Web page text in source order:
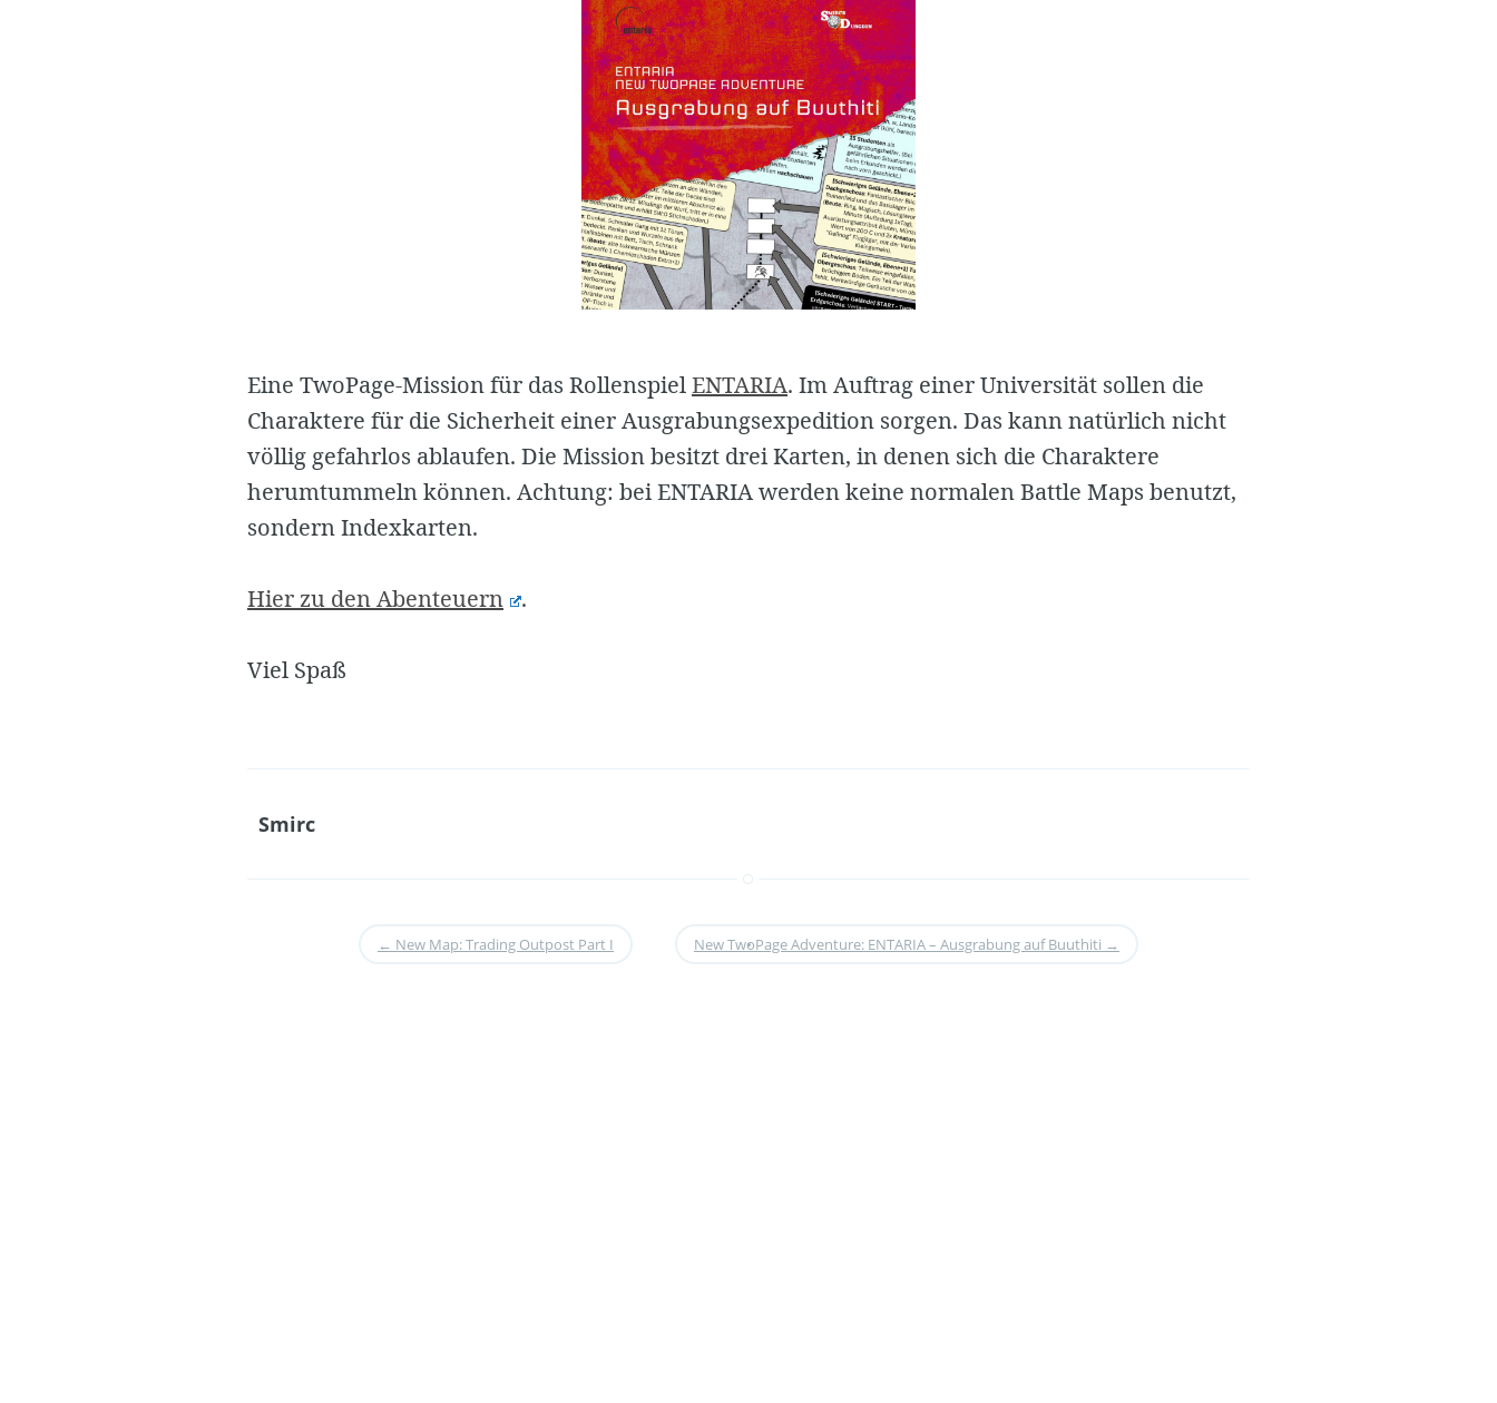
Eine TwoPage-Mission für das RollenspielENTARIA. Im Auftrag einer Universität sollen die
Charaktere für die Sicherheit einer Ausgrabungsexpedition sorgen. Das kann natürlich nicht
völlig gefahrlos ablaufen. Die Mission besitzt drei Karten, in denen sich die Charaktere
herumtummeln können. Achtung: bei ENTARIA werden keine normalen Battle Maps benutzt,
sondern Indexkarten.
Hier zu den Abenteuern .
Viel Spaß
Smirc
New TwoPage Adventure: ENTARIA – Ausgrabung auf Buuthiti →
•
← New Map: Trading Outpost Part I